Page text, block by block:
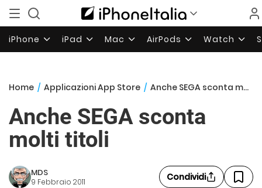
iPhone iPad Mac AirPods Watch
Home / Applicazioni App Store / Anche SEGA sconta molti titoli
Anche SEGA sconta
molti titoli
MDS
9 Febbraio 2011 Condividi